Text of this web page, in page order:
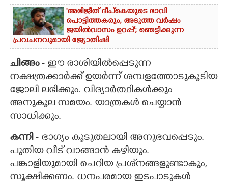
'അഭിജീത് ദീപ്‌കെയുടെ ഭാവി
പൊട്ടിത്തകരും, അടുത്ത വർഷം
ജയിൽവാസം ഉറപ്പ്'; ഞെട്ടിക്കുന്ന
പ്രവചനവുമായി ജ്യോതിഷി
ചിങ്ങം- ഈ രാശിയിൽപ്പെടുന്ന
നക്ഷത്രക്കാർക്ക് ഉയർന്ന് ശമ്പളത്തോടുകൂടിയ
ജോലി ലഭിക്കും. വിദ്യാർത്ഥികൾക്കും
അനുകൂല സമയം. യാത്രകൾ ചെയ്യാൻ
സാധിക്കും.
കന്നി- ഭാഗ്യം കൂടുതലായി അനുഭവപ്പെടും.
പുതിയ വീട് വാങ്ങാൻ കഴിയും.
പങ്കാളിയുമായി ചെറിയ പ്രശ്‌നങ്ങളുണ്ടാകും,
സൂക്ഷിക്കണം. ധനപരമായ ഇടപാടുകൾ